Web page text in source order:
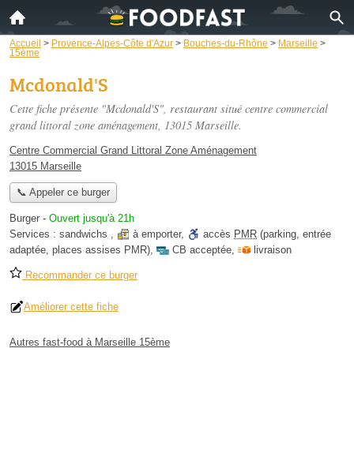
Accueil > Provence-Alpes-Côte d'Azur > Bouches-du-Rhône > Marseille >
15ème
Mcdonald'S
Cette fiche présente "Mcdonald'S", restaurant situé centre commercial
grand littoral zone aménagement, 13015 Marseille.
Centre Commercial Grand Littoral Zone Aménagement
13015 Marseille
📞 Appeler ce burger
Burger - Ouvert jusqu'à 21h
Services : sandwichs , à emporter, accès PMR (parking, entrée
adaptée, places assises PMR), CB acceptée, livraison
Recommander ce burger
Améliorer cette fiche
Autres fast-food à Marseille 15ème